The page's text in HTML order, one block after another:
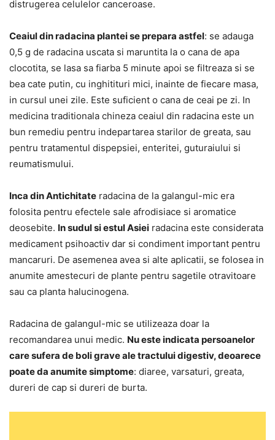
distrugerea celulelor canceroase.
Ceaiul din radacina plantei se prepara astfel: se adauga
0,5 g de radacina uscata si maruntita la o cana de apa
clocotita, se lasa sa fiarba 5 minute apoi se filtreaza si se
bea cate putin, cu inghitituri mici, inainte de fiecare masa,
in cursul unei zile. Este suficient o cana de ceai pe zi. In
medicina traditionala chineza ceaiul din radacina este un
bun remediu pentru indepartarea starilor de greata, sau
pentru tratamentul dispepsiei, enteritei, guturaiului si
reumatismului.
Inca din Antichitate radacina de la galangul-mic era
folosita pentru efectele sale afrodisiace si aromatice
deosebite. In sudul si estul Asiei radacina este considerata
medicament psihoactiv dar si condiment important pentru
mancaruri. De asemenea avea si alte aplicatii, se folosea in
anumite amestecuri de plante pentru sagetile otravitoare
sau ca planta halucinogena.
Radacina de galangul-mic se utilizeaza doar la
recomandarea unui medic. Nu este indicata persoanelor
care sufera de boli grave ale tractului digestiv, deoarece
poate da anumite simptome: diaree, varsaturi, greata,
dureri de cap si dureri de burta.